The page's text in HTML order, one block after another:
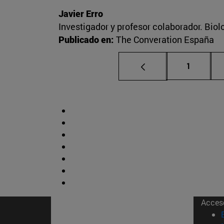
Javier Erro
Investigador y profesor colaborador.
Publicado en: The Converation España
Página
1